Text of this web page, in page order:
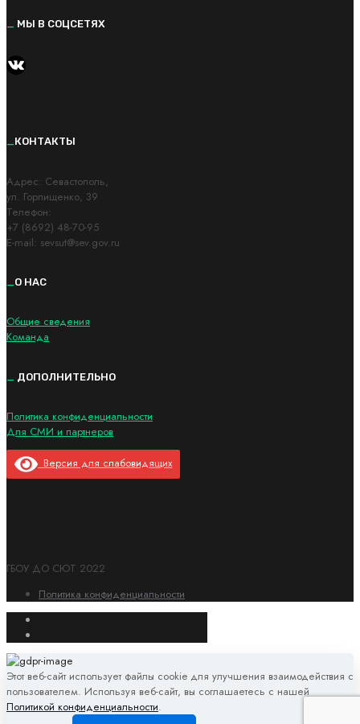
МЫ В СОЦСЕТЯХ
https://vk.com/kvantorium92
_КОНТАКТЫ
Адрес: Cевастополь,
ул. Горпищенко, 39
Телефон:
+7 (8692) 48-70-95
E-mail: sevsut@sev.gov.ru
_О НАС
Общие сведения
Команда
ДОПОЛНИТЕЛЬНО
Политика конфиденциальности
Для СМИ и партнеров
Версия для слабовидящих
ГБОУ ДО СЮТ 2022
Политика конфиденциальности
Этот веб-сайт использует файлы cookie для улучшения взаимодействия с
пользователем. Используя веб-сайт, вы соглашаетесь с нашей
Политикой конфиденциальности.